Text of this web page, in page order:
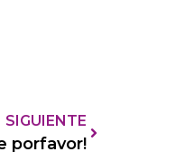
SIGUIENTE
porfavor!